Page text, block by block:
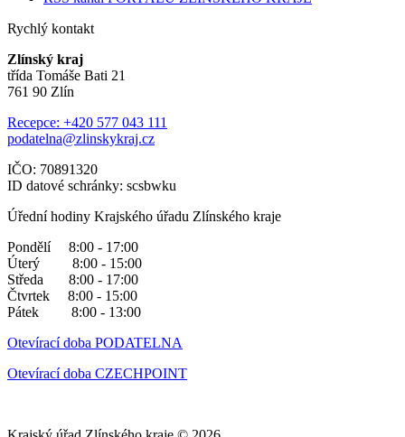
Rychlý kontakt
Zlínský kraj
třída Tomáše Bati 21
761 90 Zlín
Recepce: +420 577 043 111
podatelna@zlinskykraj.cz
IČO: 70891320
ID datové schránky: scsbwku
Úřední hodiny Krajského úřadu Zlínského kraje
Pondělí 8:00 - 17:00
Úterý 8:00 - 15:00
Středa 8:00 - 17:00
Čtvrtek 8:00 - 15:00
Pátek 8:00 - 13:00
Otevírací doba PODATELNA
Otevírací doba CZECHPOINT